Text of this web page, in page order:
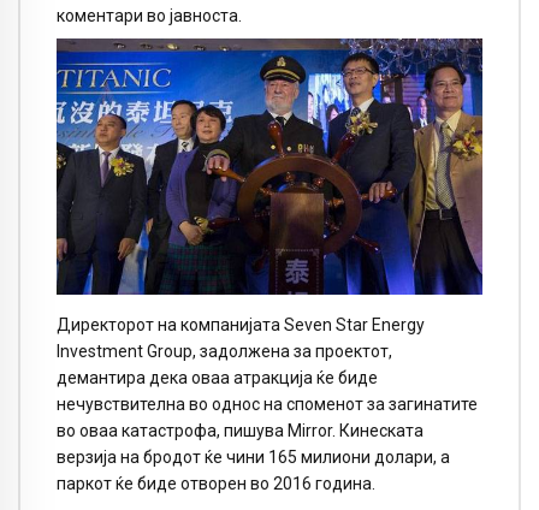
коментари во јавноста.
Директорот на компанијата Seven Star Energy
Investment Group, задолжена за проектот,
демантира дека оваа атракција ќе биде
нечувствителна во однос на споменот за загинатите
во оваа катастрофа, пишува Mirror. Кинеската
верзија на бродот ќе чини 165 милиони долари, а
паркот ќе биде отворен во 2016 година.